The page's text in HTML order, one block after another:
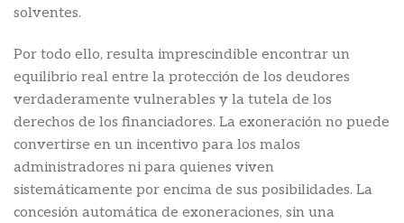
solventes.
Por todo ello, resulta imprescindible encontrar un
equilibrio real entre la protección de los deudores
verdaderamente vulnerables y la tutela de los
derechos de los financiadores. La exoneración no puede
convertirse en un incentivo para los malos
administradores ni para quienes viven
sistemáticamente por encima de sus posibilidades. La
concesión automática de exoneraciones, sin una